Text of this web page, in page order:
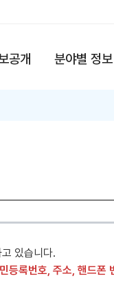
공개 분야별 정보
있습니다.
등록번호, 주소, 핸드폰